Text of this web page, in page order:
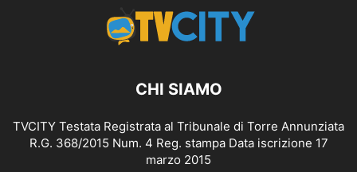
CHI SIAMO
TVCITY Testata Registrata al Tribunale di Torre Annunziata
R.G. 368/2015 Num. 4 Reg. stampa Data iscrizione 17
marzo 2015